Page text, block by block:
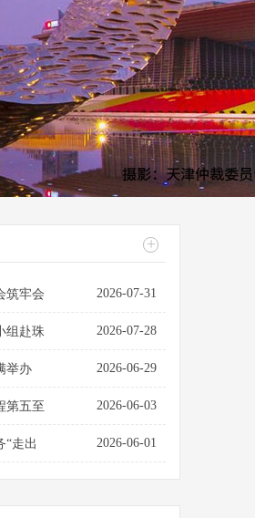
+
筑牢会 2026-07-31
组赴珠 2026-07-28
举办 2026-06-29
第五至 2026-06-03
“走出 2026-06-01